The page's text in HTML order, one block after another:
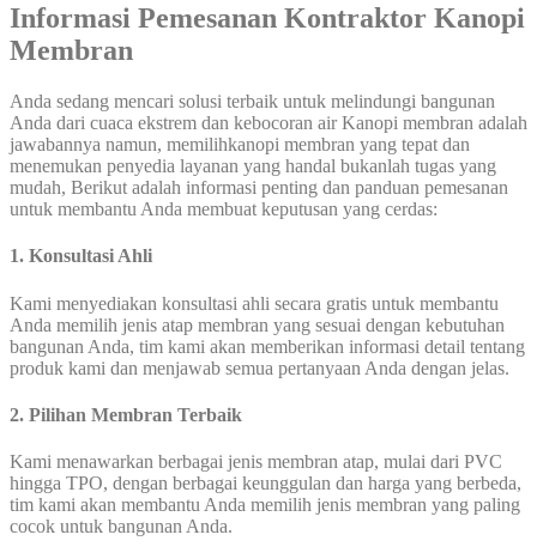
Informasi Pemesanan Kontraktor Kanopi
Membran
Anda sedang mencari solusi terbaik untuk melindungi bangunan
Anda dari cuaca ekstrem dan kebocoran air Kanopi membran adalah
jawabannya namun, memilihkanopi membran yang tepat dan
menemukan penyedia layanan yang handal bukanlah tugas yang
mudah, Berikut adalah informasi penting dan panduan pemesanan
untuk membantu Anda membuat keputusan yang cerdas:
1. Konsultasi Ahli
Kami menyediakan konsultasi ahli secara gratis untuk membantu
Anda memilih jenis atap membran yang sesuai dengan kebutuhan
bangunan Anda, tim kami akan memberikan informasi detail tentang
produk kami dan menjawab semua pertanyaan Anda dengan jelas.
2. Pilihan Membran Terbaik
Kami menawarkan berbagai jenis membran atap, mulai dari PVC
hingga TPO, dengan berbagai keunggulan dan harga yang berbeda,
tim kami akan membantu Anda memilih jenis membran yang paling
cocok untuk bangunan Anda.